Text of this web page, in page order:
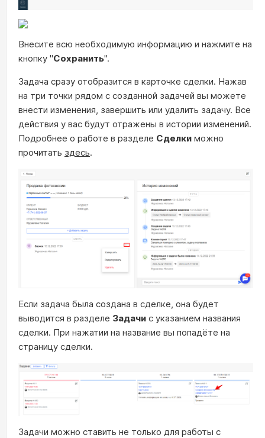
Внесите всю необходимую информацию и нажмите на
кнопку "Сохранить".
Задача сразу отобразится в карточке сделки. Нажав
на три точки рядом с созданной задачей вы можете
внести изменения, завершить или удалить задачу. Все
действия у вас будут отражены в истории изменений.
Подробнее о работе в разделе Сделки можно
прочитать здесь.
Если задача была создана в сделке, она будет
выводится в разделе Задачи с указанием названия
сделки. При нажатии на название вы попадёте на
страницу сделки.
Задачи можно ставить не только для работы с